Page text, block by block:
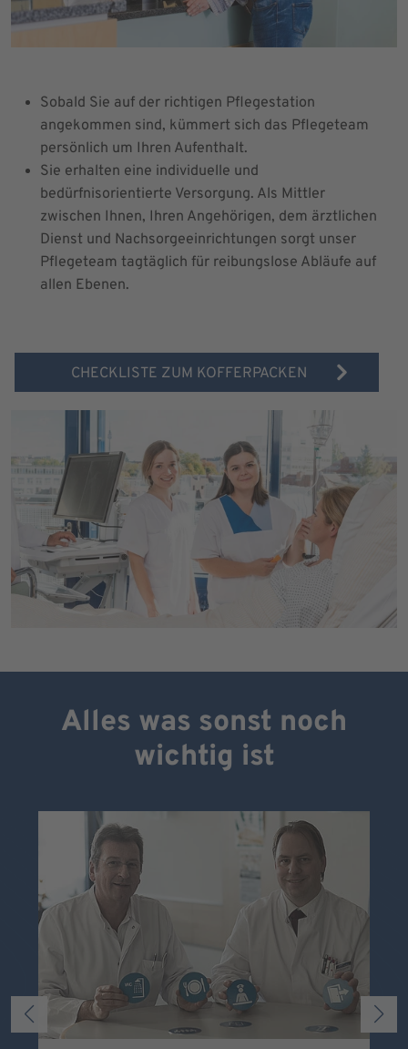
Sobald Sie auf der richtigen Pflegestation
angekommen sind, kümmert sich das Pflegeteam
persönlich um Ihren Aufenthalt.
Sie erhalten eine individuelle und
bedürfnisorientierte Versorgung. Als Mittler
zwischen Ihnen, Ihren Angehörigen, dem ärztlichen
Dienst und Nachsorgeeinrichtungen sorgt unser
Pflegeteam tagtäglich für reibungslose Abläufe auf
allen Ebenen.
CHECKLISTE ZUM KOFFERPACKEN
Alles was sonst noch
wichtig ist